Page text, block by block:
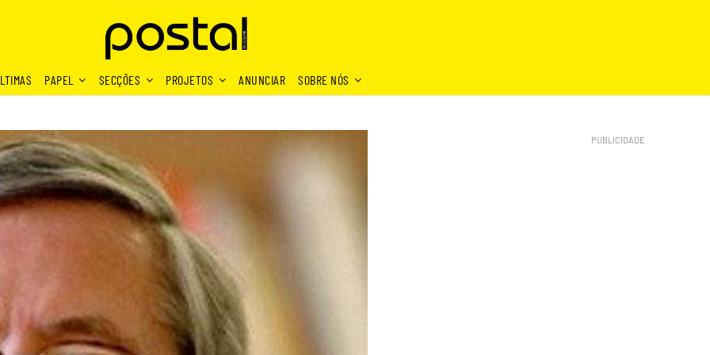
PAPEL SECÇÕES PROJETOS ANUNCIAR SOBRE NÓS